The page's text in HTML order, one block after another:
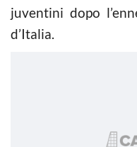
juventini dopo
d’Italia.